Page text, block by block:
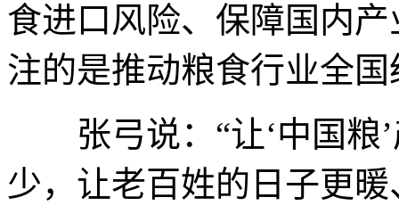
食进口风险、保障国内
注的是推动粮食行业全
张弓说：“让‘中国粮’
少，让老百姓的日子更